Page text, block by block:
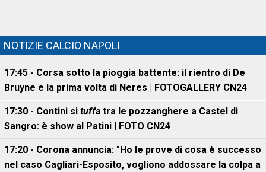
NOTIZIE CALCIO NAPOLI
17:45 - Corsa sotto la pioggia battente: il rientro di De
Bruyne e la prima volta di Neres | FOTOGALLERY CN24
17:30 - Contini si tuffa tra le pozzanghere a Castel di
Sangro: è show al Patini | FOTO CN24
17:20 - Corona annuncia: "Ho le prove di cosa è successo
nel caso Cagliari-Esposito, vogliono addossare la colpa a